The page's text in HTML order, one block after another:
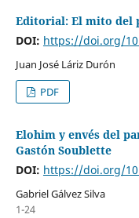
Editorial: El mito del
DOI: https://doi.org/
Juan José Láriz Durón
PDF
Elohim y envés del
Gastón Soublette
DOI: https://doi.org/
Gabriel Gálvez Silva
1-24